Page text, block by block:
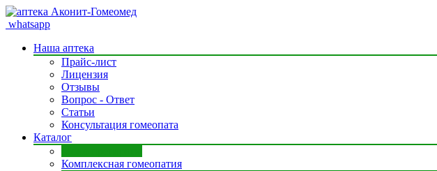
whatsapp
Наша аптека
Прайс-лист
Лицензия
Отзывы
Вопрос - Ответ
Статьи
Консультация гомеопата
Каталог
Комплексная гомеопатия